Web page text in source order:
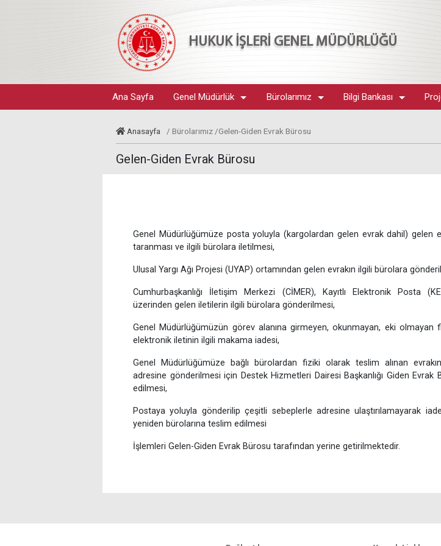
HUKUK İŞLERİ GENEL MÜDÜRLÜĞÜ
Ana Sayfa Genel Müdürlük Bürolarımız Bilgi Bankası
Anasayfa / Bürolarımız /Gelen-Giden Evrak Bürosu
Gelen-Giden Evrak Bürosu
Genel Müdürlüğümüze posta yoluyla (kargolardan gelen evrak dahil) gelen
taranması ve ilgili bürolara iletilmesi,
Ulusal Yargı Ağı Projesi (UYAP) ortamından gelen evrakın ilgili bürolara
Cumhurbaşkanlığı İletişim Merkezi (CİMER), Kayıtlı Elektronik Posta
üzerinden gelen iletilerin ilgili bürolara gönderilmesi,
Genel Müdürlüğümüzün görev alanına girmeyen, okunmayan, eki olmayan
elektronik iletinin ilgili makama iadesi,
Genel Müdürlüğümüze bağlı bürolardan fiziki olarak teslim alınan
adresine gönderilmesi için Destek Hizmetleri Dairesi Başkanlığı Giden Evrak
edilmesi,
Postaya yoluyla gönderilip çeşitli sebeplerle adresine ulaştırılamayarak
yeniden bürolarına teslim edilmesi
İşlemleri Gelen-Giden Evrak Bürosu tarafından yerine getirilmektedir.